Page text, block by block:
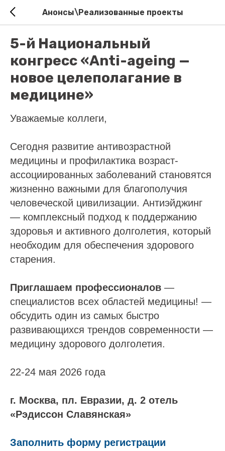
Анонсы\Реализованные проекты
5-й Национальный
конгресс «Anti-ageing —
новое целеполагание в
медицине»
Уважаемые коллеги,
Сегодня развитие антивозрастной
медицины и профилактика возраст-
ассоциированных заболеваний становятся
жизненно важными для благополучия
человеческой цивилизации. Антиэйджинг
— комплексный подход к поддержанию
здоровья и активного долголетия, который
необходим для обеспечения здорового
старения.
Приглашаем профессионалов —
специалистов всех областей медицины! —
обсудить один из самых быстро
развивающихся трендов современности —
медицину здорового долголетия.
22-24 мая 2026 года
г. Москва, пл. Евразии, д. 2 отель
«Рэдиссон Славянская»
Заполнить форму регистрации